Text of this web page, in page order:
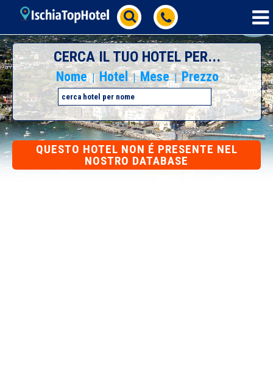
CERCA IL TUO HOTEL PER...
Nome | Hotel | Mese | Prezzo
QUESTO HOTEL NON É PRESENTE NEL
NOSTRO DATABASE